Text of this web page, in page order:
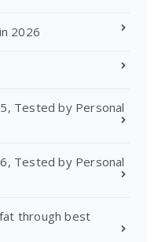
2026
Tested by Personal
Tested by Personal
through best